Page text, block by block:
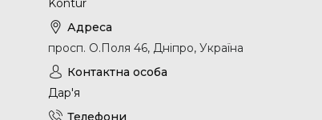
просп. О.Поля 46, Дніпро, Україна
Дар'я